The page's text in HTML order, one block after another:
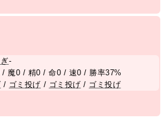
-
魔0 / 精0 / 命0 / 速0 / 勝率37%
/ ゴミ投げ / ゴミ投げ / ゴミ投げ